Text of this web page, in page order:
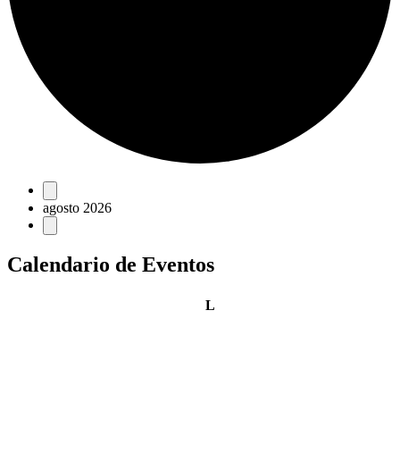
Eventos
agosto 2026
Calendario de Eventos
Llunes